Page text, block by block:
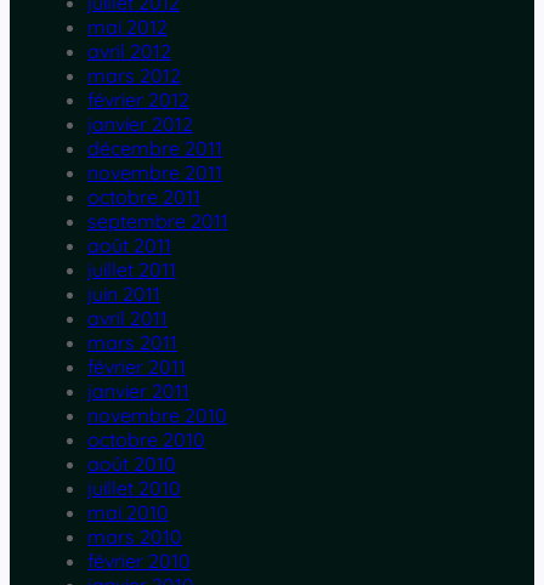
mai 2012
avril 2012
mars 2012
février 2012
janvier 2012
décembre 2011
novembre 2011
octobre 2011
septembre 2011
août 2011
juillet 2011
juin 2011
avril 2011
mars 2011
février 2011
janvier 2011
novembre 2010
octobre 2010
août 2010
juillet 2010
mai 2010
mars 2010
février 2010